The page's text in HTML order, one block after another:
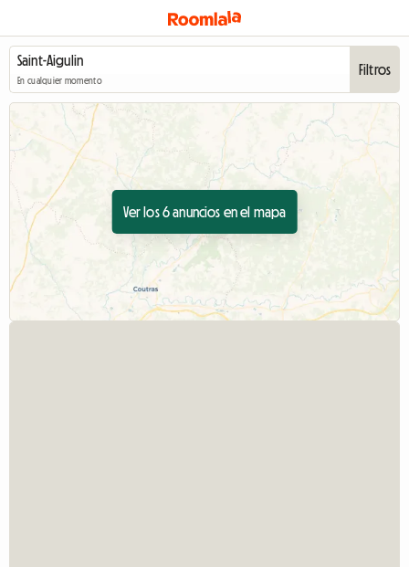
En cualquier momento
Filtros
Ver los 6 anuncios en el mapa